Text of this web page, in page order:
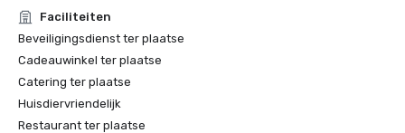
Faciliteiten
Beveiligingsdienst ter plaatse
Cadeauwinkel ter plaatse
Catering ter plaatse
Huisdiervriendelijk
Restaurant ter plaatse